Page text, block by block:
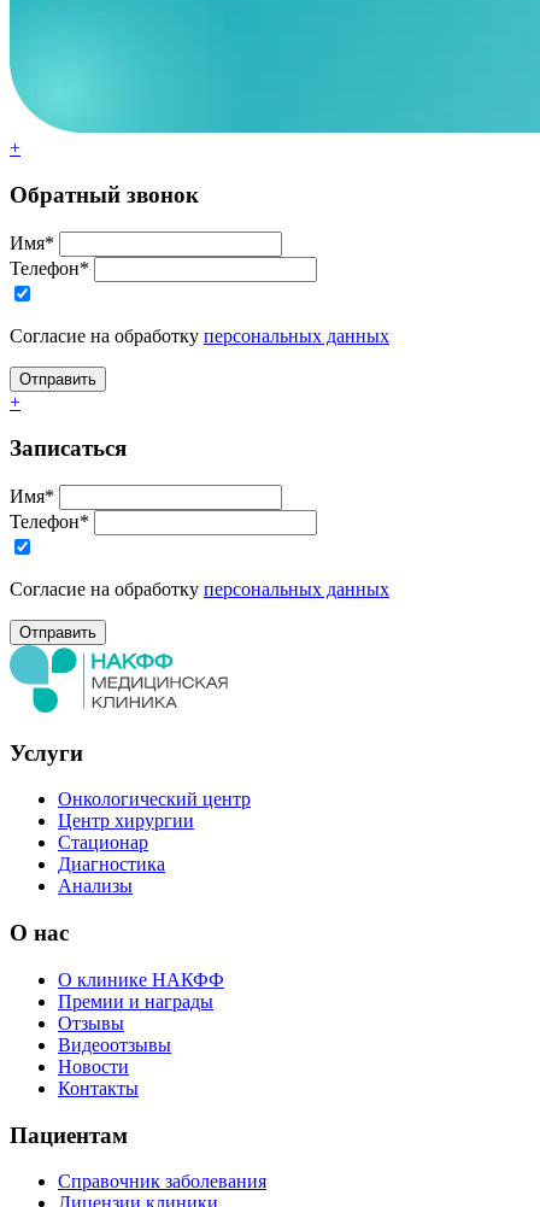
+
Обратный звонок
Имя*
Телефон*
Согласие на обработку персональных данных
+
Записаться
Имя*
Телефон*
Согласие на обработку персональных данных
Услуги
Онкологический центр
Центр хирургии
Стационар
Диагностика
Анализы
О нас
О клинике НАКФФ
Премии и награды
Отзывы
Видеоотзывы
Новости
Контакты
Пациентам
Справочник заболевания